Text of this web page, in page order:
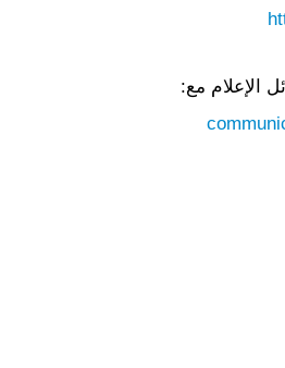
الإعلام مع: